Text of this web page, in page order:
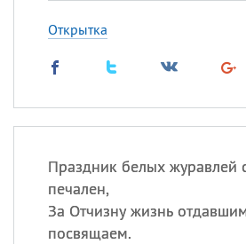
Открытка
Праздник белых журавлей
печален,
За Отчизну жизнь
посвящаем.